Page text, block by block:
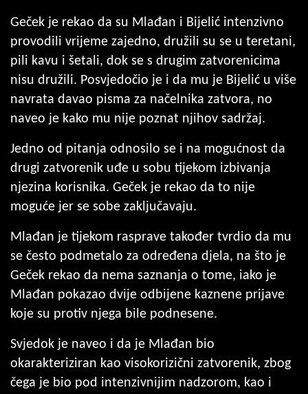
Geček je rekao da su Mlađan i Bijelić intenzivno
provodili vrijeme zajedno, družili su se u teretani,
pili kavu i šetali, dok se s drugim zatvorenicima
nisu družili. Posvjedočio je i da mu je Bijelić u više
navrata davao pisma za načelnika zatvora, no
naveo je kako mu nije poznat njihov sadržaj.
Jedno od pitanja odnosilo se i na mogućnost da
drugi zatvorenik uđe u sobu tijekom izbivanja
njezina korisnika. Geček je rekao da to nije
moguće jer se sobe zaključavaju.
Mlađan je tijekom rasprave također tvrdio da mu
se često podmetalo za određena djela, na što je
Geček rekao da nema saznanja o tome, iako je
Mlađan pokazao dvije odbijene kaznene prijave
koje su protiv njega bile podnesene.
Svjedok je naveo i da je Mlađan bio
okarakteriziran kao visokorizični zatvorenik, zbog
čega je bio pod intenzivnijim nadzorom, kao i